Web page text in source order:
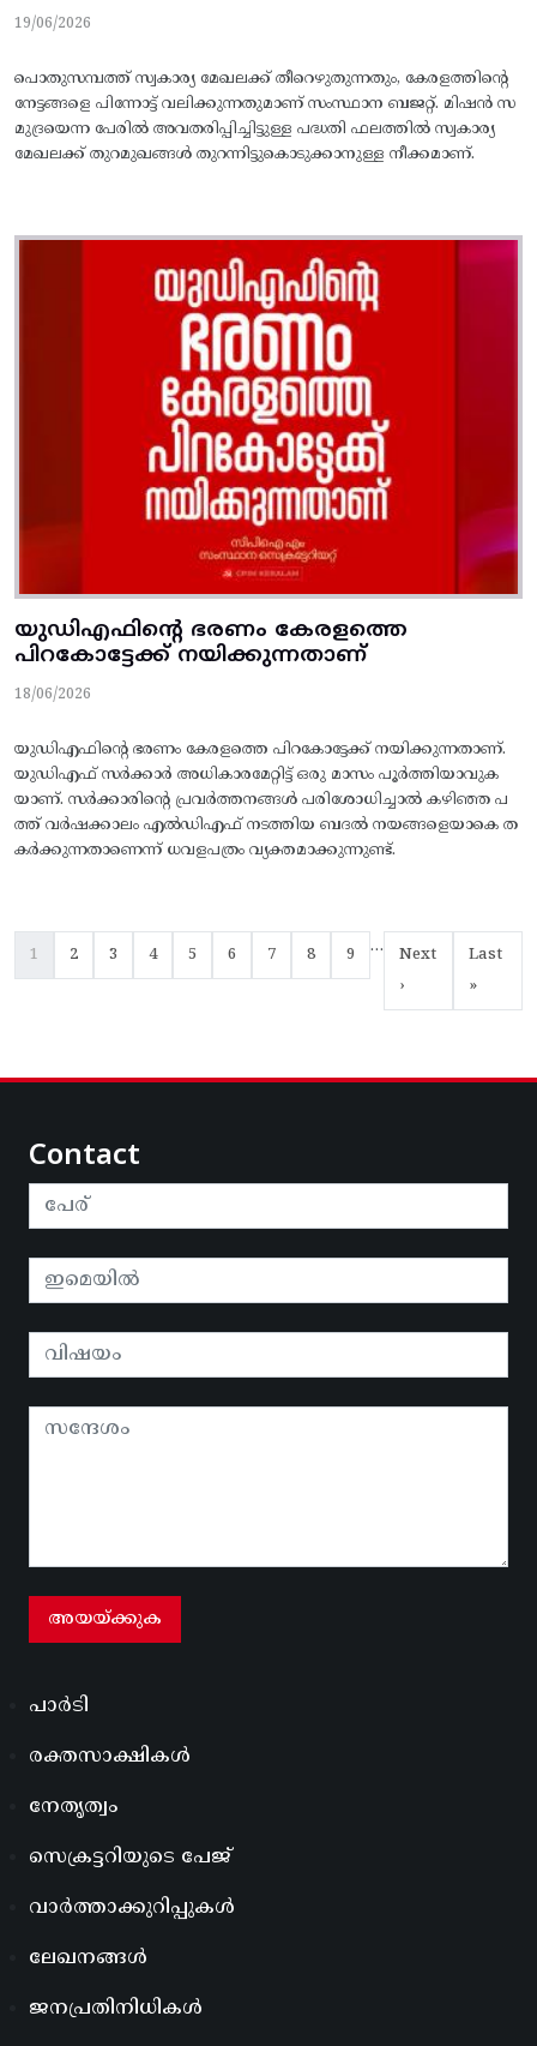
19/06/2026
പൊതുസമ്പത്ത്‌ സ്വകാര്യ മേഖലക്ക്‌ തീറെഴുതുന്നതും, കേരളത്തിന്റെ
നേട്ടങ്ങളെ പിന്നോട്ട്‌ വലിക്കുന്നതുമാണ്‌ സംസ്ഥാന ബജറ്റ്‌. മിഷന്‍ സ
മുദ്രയെന്ന പേരില്‍ അവതരിപ്പിച്ചിട്ടുള്ള പദ്ധതി ഫലത്തില്‍ സ്വകാര്യ
മേഖലക്ക്‌ തുറമുഖങ്ങള്‍ തുറന്നിട്ടുകൊടുക്കാനുള്ള നീക്കമാണ്‌.
യുഡിഎഫിന്റെ ഭരണം കേരളത്തെ
പിറകോട്ടേക്ക്‌ നയിക്കുന്നതാണ്
18/06/2026
യുഡിഎഫിന്റെ ഭരണം കേരളത്തെ പിറകോട്ടേക്ക്‌ നയിക്കുന്നതാണ്.
യുഡിഎഫ്‌ സര്‍ക്കാര്‍ അധികാരമേറ്റിട്ട്‌ ഒരു മാസം പൂര്‍ത്തിയാവുക
യാണ്‌. സര്‍ക്കാരിന്റെ പ്രവര്‍ത്തനങ്ങള്‍ പരിശോധിച്ചാല്‍ കഴിഞ്ഞ പ
ത്ത്‌ വര്‍ഷക്കാലം എല്‍ഡിഎഫ്‌ നടത്തിയ ബദല്‍ നയങ്ങളെയാകെ ത
കര്‍ക്കുന്നതാണെന്ന്‌ ധവളപത്രം വ്യക്തമാക്കുന്നുണ്ട്‌.
Pagination
Current page
1 Page
2 Page
3 Page
4 Page
5 Page
6 Page
7 Page
8 Page
9 … Next page
Next
›
Last
Last
»
Contact
പാർടി
രക്തസാക്ഷികൾ
നേതൃത്വം
സെക്രട്ടറിയുടെ പേജ്
വാർത്താക്കുറിപ്പുകൾ
ലേഖനങ്ങൾ
ജനപ്രതിനിധികൾ